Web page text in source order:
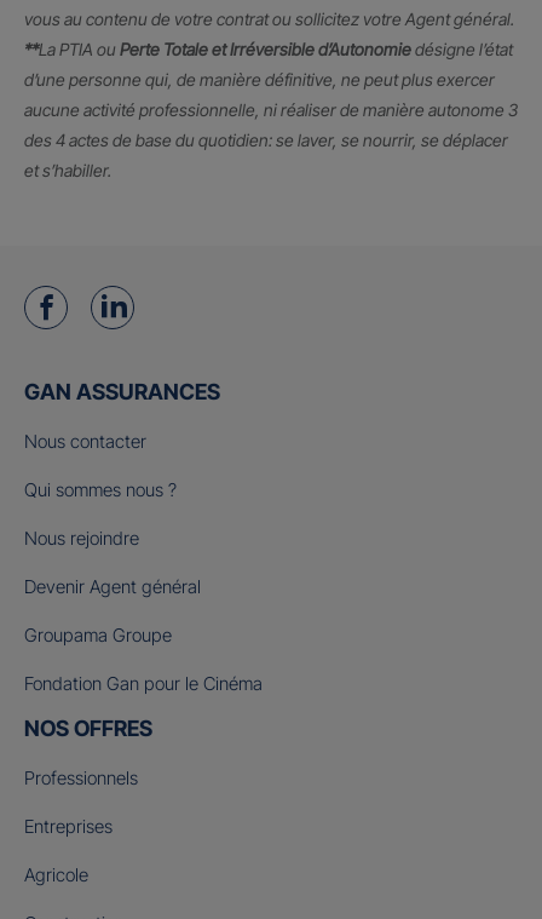
vous au contenu de votre contrat ou sollicitez votre Agent général.
**La PTIA ou Perte Totale et Irréversible d’Autonomiedésigne l’état
d’une personne qui, de manière définitive, ne peut plus exercer
aucune activité professionnelle, ni réaliser de manière autonome 3
des 4 actes de base du quotidien: se laver, se nourrir, se déplacer
et s’habiller.
GAN ASSURANCES
Nous contacter
Qui sommes nous ?
Nous rejoindre
Devenir Agent général
Groupama Groupe
Fondation Gan pour le Cinéma
NOS OFFRES
Professionnels
Entreprises
Agricole